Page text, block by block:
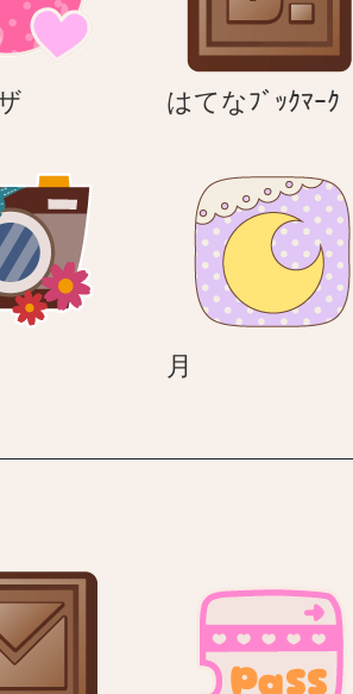
ブ
ザ
はてなﾌﾞｯｸﾏｰｸ
ﾌﾞ
ｯ
ｸ
ﾏ
ｰ
月